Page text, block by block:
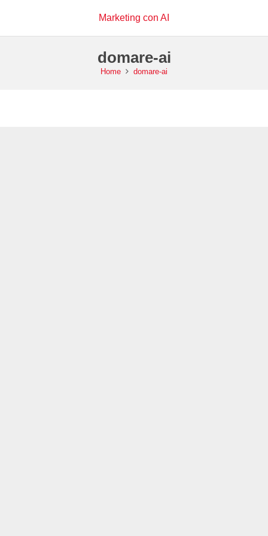
Marketing con AI
domare-ai
Home domare-ai